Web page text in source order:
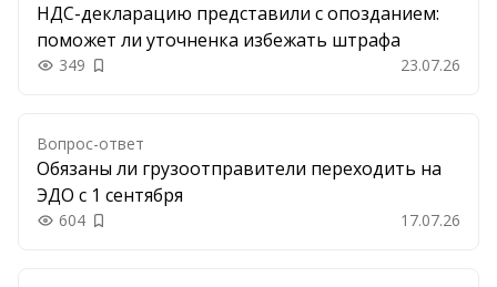
НДС-декларацию представили с опозданием:
поможет ли уточненка избежать штрафа
349 Добавить в закладки 23.07.26
Вопрос-ответ
Обязаны ли грузоотправители переходить на
ЭДО с 1 сентября
604 Добавить в закладки 17.07.26